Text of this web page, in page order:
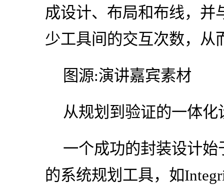
成设计、布局和布线，并
少工具间的交互次数，从
图源:演讲嘉宾素材
从规划到验证的一体化
一个成功的封装设计始
的系统规划工具，如